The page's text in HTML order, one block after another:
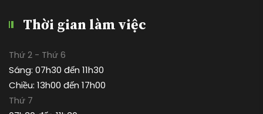
Thời gian làm việc
Thứ 2 - Thứ 6
Sáng: 07h30 đến 11h30
Chiều: 13h00 đến 17h00
Thứ 7